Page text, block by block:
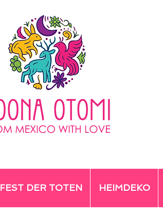
FEST DER TOTEN HEIMDEKO